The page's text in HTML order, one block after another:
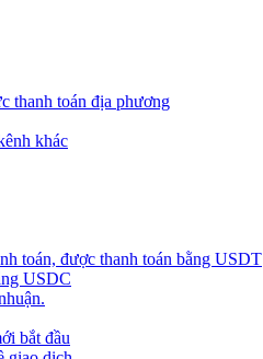
thanh toán địa phương
khác
toán, được thanh toán bằng USDT
USDC
bắt đầu